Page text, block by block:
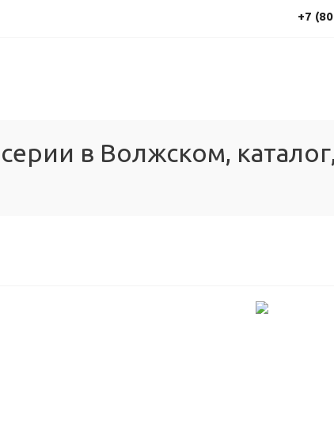
+7
в Волжском,